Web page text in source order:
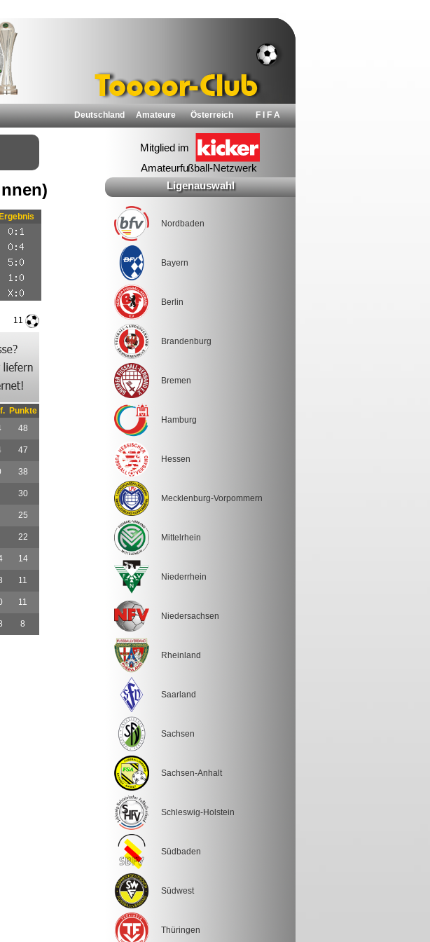
Deutschland Amateure Österreich F I F A
Ergebnis
11
Punkte
48
47
38
30
25
22
14
11
11
8
Ligenauswahl
Nordbaden
Bayern
Berlin
Brandenburg
Bremen
Hamburg
Hessen
Mecklenburg-Vorpommern
Mittelrhein
Niederrhein
Niedersachsen
Rheinland
Saarland
Sachsen
Sachsen-Anhalt
Schleswig-Holstein
Südbaden
Südwest
Thüringen